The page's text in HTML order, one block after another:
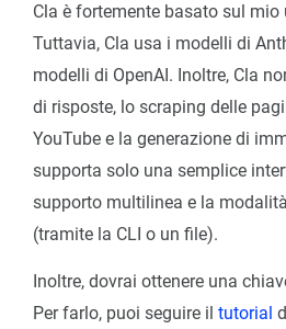
Cla è fortemente basato sul
Tuttavia, Cla usa i modelli di
modelli di OpenAI. Inoltre, Cla
di risposte, lo scraping delle
YouTube e la generazione di
supporta solo una semplice
supporto multilinea e la
(tramite la CLI o un file).
Inoltre, dovrai ottenere una
Per farlo, puoi seguire il tutorial